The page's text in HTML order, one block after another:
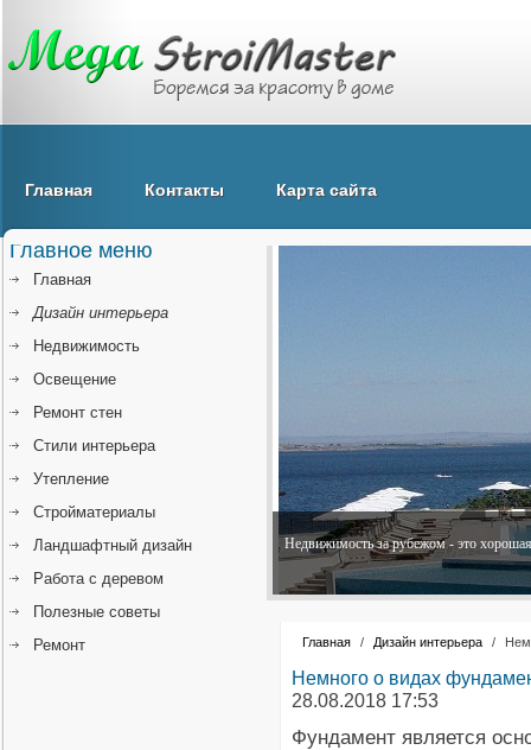
Главная Контакты Карта сайта
Недвижимость за рубежом - это
Главная / Дизайн интерьера /
Немного о видах
28.08.2018 17:53
Фундамент является
Главное меню
Главная
Дизайн интерьера
Недвижимость
Освещение
Ремонт стен
Стили интерьера
Утепление
Стройматериалы
Ландшафтный дизайн
Работа с деревом
Полезные советы
Ремонт